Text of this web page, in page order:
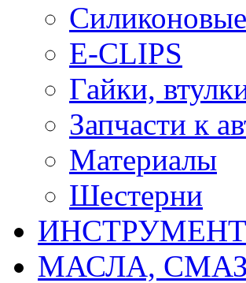
E-CLIPS
Гайки,
Запчасти к
Материалы
Шестерни
МАСЛА,